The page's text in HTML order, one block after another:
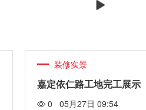
装修实景
嘉定依仁路工地完工展示
0 05月27日 09:54